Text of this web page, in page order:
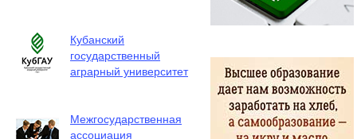
Кубанский
государственный
аграрный университет
Межгосударственная
ассоциация